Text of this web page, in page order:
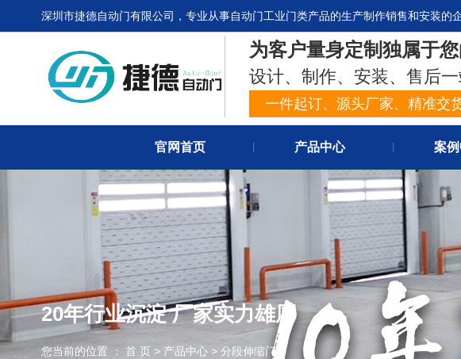
深圳市捷德自动门有限公司，专业从事自动门工业门类产品的生产制作销售和安装的
为客户量身定制独属于
设计、制作、安装、售后
一件起订、源头厂家、精准交
官网首页 产品中心 案
20年行业沉淀 厂家实力雄厚
您当前的位置 ： 首 页 > 产品中心 > 分段伸缩门